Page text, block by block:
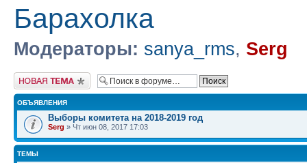
Барахолка
Модераторы: sanya_rms, Serg
Новая тема
ОБЪЯВЛЕНИЯ
Выборы комитета на 2018-2019 год
Serg » Чт июн 08, 2017 17:03
ТЕМЫ